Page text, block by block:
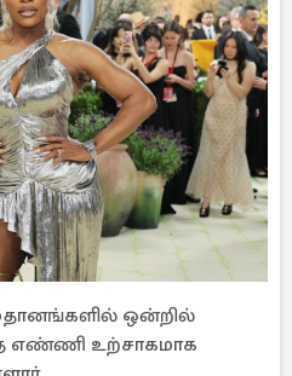
ஒன்றில்
எண்ணி உற்சாகமாக